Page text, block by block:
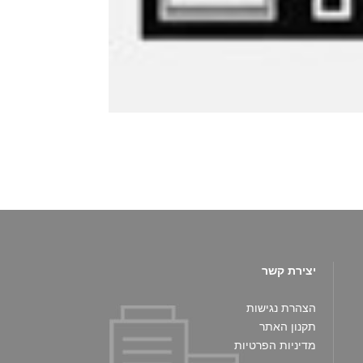
יצירת קשר
הצהרת נגישות
תקנון האתר
מדיניות הפרטיות